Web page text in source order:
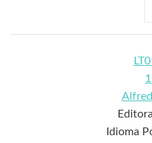
Idioma